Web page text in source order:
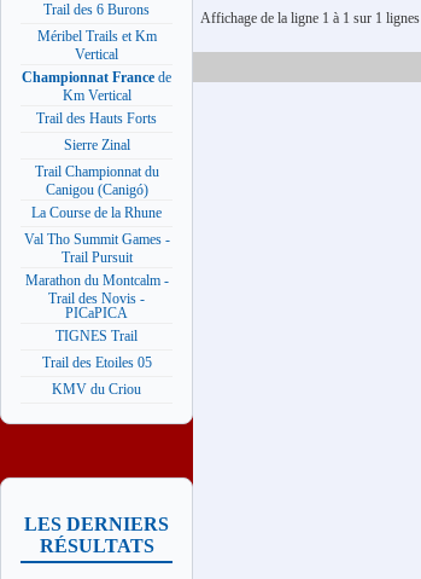
Trail des 6 Burons
Méribel Trails et Km
Vertical
Championnat France de
Km Vertical
Trail des Hauts Forts
Sierre Zinal
Trail Championnat du
Canigou (Canigó)
La Course de la Rhune
Val Tho Summit Games -
Trail Pursuit
Marathon du Montcalm -
Trail des Novis -
PICaPICA
TIGNES Trail
Trail des Etoiles 05
KMV du Criou
LES DERNIERS
RÉSULTATS
Affichage de la ligne 1 à 1 sur 1 lignes